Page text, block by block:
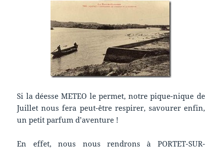
Si la déesse METEO le permet, notre pique-nique de
Juillet nous fera peut-être respirer, savourer enfin,
un petit parfum d’aventure !
En effet, nous nous rendrons à PORTET-SUR-